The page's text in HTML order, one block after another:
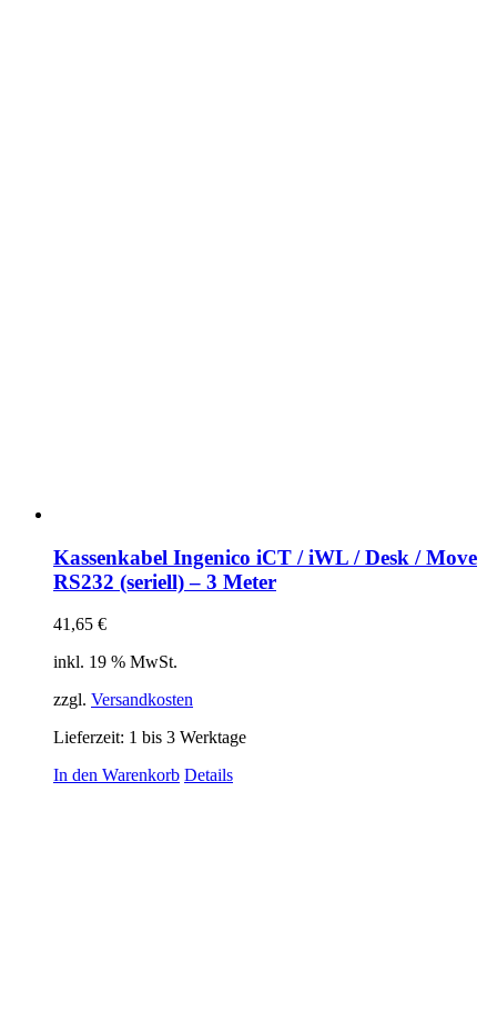
Kassenkabel Ingenico iCT / iWL / Desk / Move
RS232 (seriell) – 3 Meter
41,65 €
inkl. 19 % MwSt.
zzgl. Versandkosten
Lieferzeit: 1 bis 3 Werktage
In den Warenkorb Details